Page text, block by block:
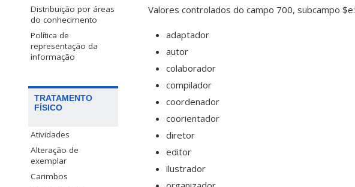
Distribuição por áreas
do conhecimento
Política de
representação da
informação
TRATAMENTO
FÍSICO
Atividades
Alteração de
exemplar
Carimbos
Valores controlados do campo 700, subcampo $e:
adaptador
autor
colaborador
compilador
coordenador
coorientador
diretor
editor
ilustrador